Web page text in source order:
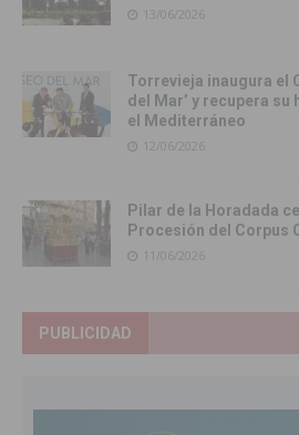
13/06/2026
Torrevieja inaugura el
del Mar’ y recupera
el Mediterráneo
12/06/2026
Pilar de la Horadada
Procesión del Corpus
11/06/2026
PUBLICIDAD